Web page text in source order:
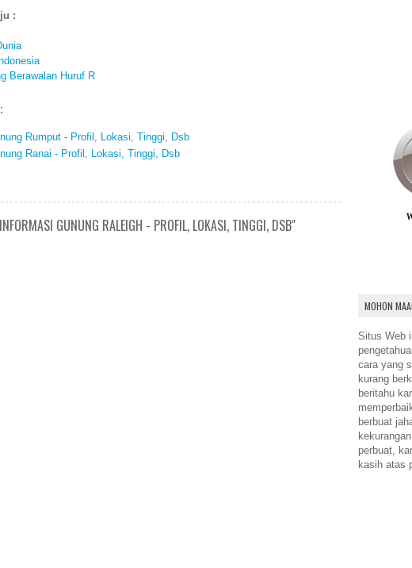
:
Berawalan Huruf R
Rumput - Profil, Lokasi, Tinggi, Dsb
Ranai - Profil, Lokasi, Tinggi, Dsb
GUNUNG RALEIGH - PROFIL, LOKASI, TINGGI, DSB"
MOHON
Situs Web
cara yang
kurang
beritahu
berbuat
perbuat,
kasih atas